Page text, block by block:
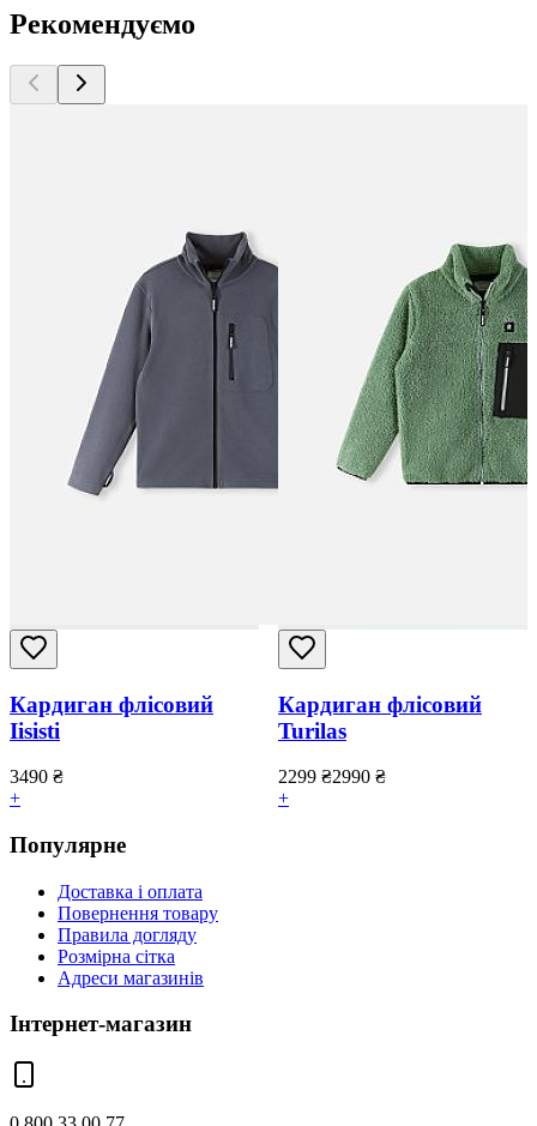
Рекомендуємо
Кардиган флісовий
Iisisti
3490 ₴
+
Кардиган флісовий
Turilas
2299 ₴2990 ₴
+
Популярне
Доставка і оплата
Повернення товару
Правила догляду
Розмірна сітка
Адреси магазинів
Інтернет-магазин